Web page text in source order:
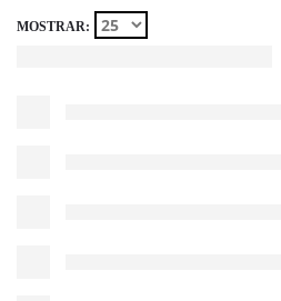
MOSTRAR: